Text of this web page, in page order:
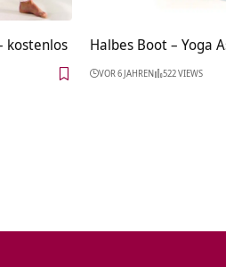
kostenlos Halbes Boot – Yoga
VOR 6 JAHREN 522 VIEWS